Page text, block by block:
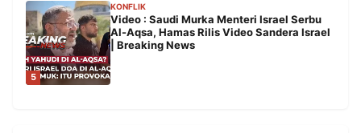
5
KONFLIK
Video : Saudi Murka Menteri Israel Serbu
Al-Aqsa, Hamas Rilis Video Sandera Israel
| Breaking News